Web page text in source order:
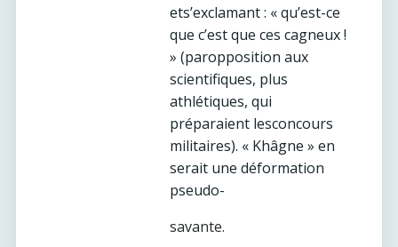
ets’exclamant : « qu’est-ce
que c’est que ces cagneux !
» (paropposition aux
scientifiques, plus
athlétiques, qui
préparaient lesconcours
militaires). « Khâgne » en
serait une déformation
pseudo-
savante.